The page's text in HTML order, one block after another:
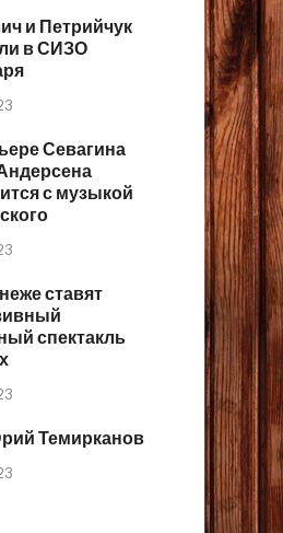
и Петрийчук
в СИЗО
Севагина
с музыкой
ставят
спектакль
Темирканов